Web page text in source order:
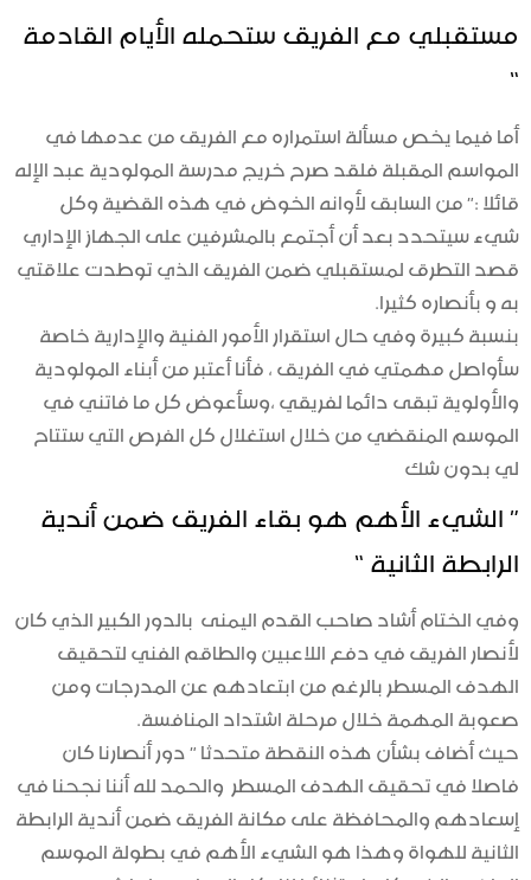
مستقبلي مع الفريق ستحمله الأيام القادمة
“
أما فيما يخص مسألة استمراره مع الفريق من عدمها في
المواسم المقبلة فلقد صرح خريج مدرسة المولودية عبد الإله
قائلا :” من السابق لأوانه الخوض في هذه القضية وكل
شيء سيتحدد بعد أن أجتمع بالمشرفين على الجهاز الإداري
قصد التطرق لمستقبلي ضمن الفريق الذي توطدت علاقتي
به و بأنصاره كثيرا.
بنسبة كبيرة وفي حال استقرار الأمور الفنية والإدارية خاصة
سأواصل مهمتي في الفريق ، فأنا أعتبر من أبناء المولودية
والأولوية تبقى دائما لفريقي ،وسأعوض كل ما فاتني في
الموسم المنقضي من خلال استغلال كل الفرص التي ستتاح
لي بدون شك
” الشيء الأهم هو بقاء الفريق ضمن أندية
الرابطة الثانية “
وفي الختام أشاد صاحب القدم اليمنى بالدور الكبير الذي كان
لأنصار الفريق في دفع اللاعبين والطاقم الفني لتحقيق
الهدف المسطر بالرغم من ابتعادهم عن المدرجات ومن
صعوبة المهمة خلال مرحلة اشتداد المنافسة.
حيث أضاف بشأن هذه النقطة متحدثا ” دور أنصارنا كان
فاصلا في تحقيق الهدف المسطر والحمد لله أننا نجحنا في
إسعادهم والمحافظة على مكانة الفريق ضمن أندية الرابطة
الثانية للهواة وهذا هو الشيء الأهم في بطولة الموسم